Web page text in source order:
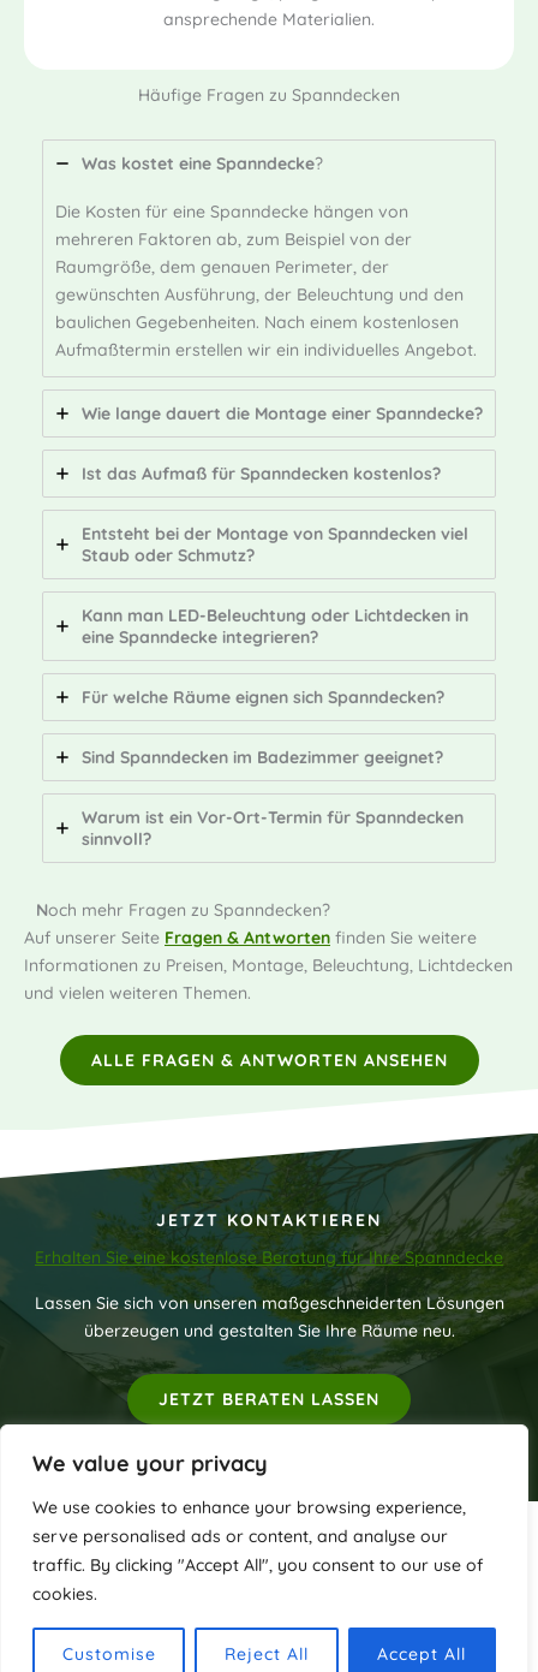
We value your privacy
We use cookies to enhance your browsing experience,
serve personalised ads or content, and analyse our
traffic. By clicking "Accept All", you consent to our use of
cookies.
Customise Reject All Accept All
ansprechende Materialien.
Häufige Fragen zu Spanndecken
Was kostet eine Spanndecke?
Die Kosten für eine Spanndecke hängen von
mehreren Faktoren ab, zum Beispiel von der
Raumgröße, dem genauen Perimeter, der
gewünschten Ausführung, der Beleuchtung und den
baulichen Gegebenheiten. Nach einem kostenlosen
Aufmaßtermin erstellen wir ein individuelles Angebot.
Wie lange dauert die Montage einer Spanndecke?
Ist das Aufmaß für Spanndecken kostenlos?
Entsteht bei der Montage von Spanndecken viel
Staub oder Schmutz?
Kann man LED-Beleuchtung oder Lichtdecken in
eine Spanndecke integrieren?
Für welche Räume eignen sich Spanndecken?
Sind Spanndecken im Badezimmer geeignet?
Warum ist ein Vor-Ort-Termin für Spanndecken
sinnvoll?
Noch mehr Fragen zu Spanndecken?
Auf unserer Seite Fragen & Antworten finden Sie weitere
Informationen zu Preisen, Montage, Beleuchtung, Lichtdecken
und vielen weiteren Themen.
ALLE FRAGEN & ANTWORTEN ANSEHEN
JETZT KONTAKTIEREN
Erhalten Sie eine kostenlose Beratung für Ihre Spanndecke
Lassen Sie sich von unseren maßgeschneiderten Lösungen
überzeugen und gestalten Sie Ihre Räume neu.
JETZT BERATEN LASSEN
Urheberrecht © 2026 Spanndecken in Wiesbaden, Frankfurt
& ganz Deutschland
Datenschutzerklärung